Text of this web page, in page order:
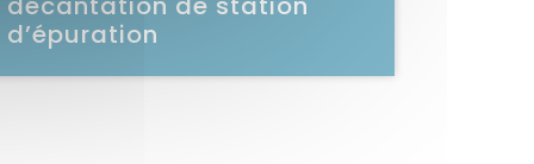
d’épuration